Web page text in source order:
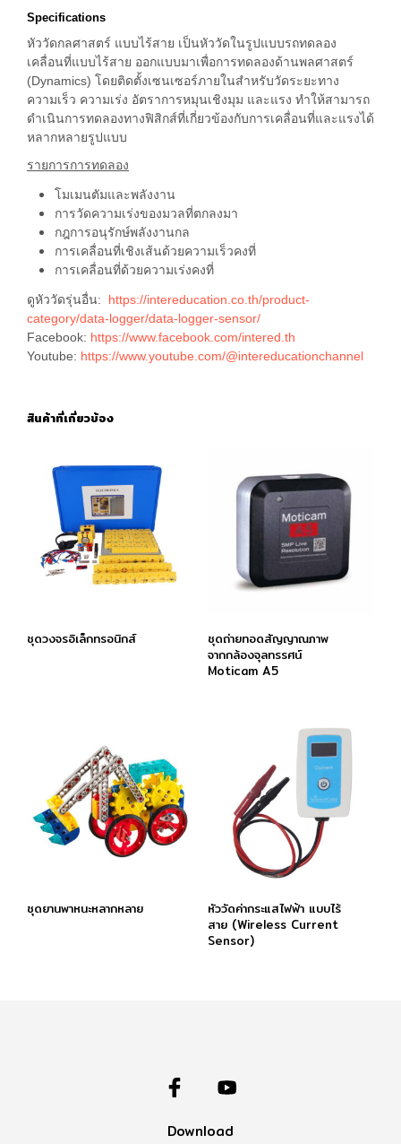
Specifications
หัววัดกลศาสตร์ แบบไร้สาย เป็นหัววัดในรูปแบบรถทดลอง
เคลื่อนที่แบบไร้สาย ออกแบบมาเพื่อการทดลองด้านพลศาสตร์
(Dynamics) โดยติดตั้งเซนเซอร์ภายในสำหรับวัดระยะทาง
ความเร็ว ความเร่ง อัตราการหมุนเชิงมุม และแรง ทำให้สามารถ
ดำเนินการทดลองทางฟิสิกส์ที่เกี่ยวข้องกับการเคลื่อนที่และแรงได้
หลากหลายรูปแบบ
รายการการทดลอง
โมเมนตัมและพลังงาน
การวัดความเร่งของมวลที่ตกลงมา
กฎการอนุรักษ์พลังงานกล
การเคลื่อนที่เชิงเส้นด้วยความเร็วคงที่
การเคลื่อนที่ด้วยความเร่งคงที่
ดูหัววัดรุ่นอื่น: https://intereducation.co.th/product-
category/data-logger/data-logger-sensor/
Facebook: https://www.facebook.com/intered.th
Youtube: https://www.youtube.com/@intereducationchannel
สินค้าที่เกี่ยวข้อง
ชุดวงจรอิเล็กทรอนิกส์
ชุดถ่ายทอดสัญญาณภาพ
จากกล้องจุลทรรศน์
Moticam A5
ชุดยานพาหนะหลากหลาย
หัววัดค่ากระแสไฟฟ้า แบบไร้
สาย (Wireless Current
Sensor)
Download